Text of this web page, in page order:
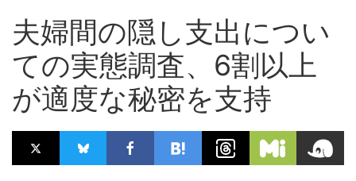
夫婦間の隠し支出につい
ての実態調査、6割以上
が適度な秘密を支持